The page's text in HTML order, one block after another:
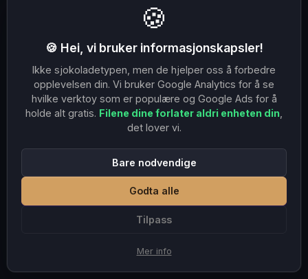
🍪
🍪 Hei, vi bruker informasjonskapsler!
Ikke sjokoladetypen, men de hjelper oss å forbedre
opplevelsen din. Vi bruker Google Analytics for å se
hvilke verktoy som er populære og Google Ads for å
holde alt gratis. Filene dine forlater aldri enheten din
det lover vi.
Tilpass
Bare nodvendige
Godta alle
Mer info